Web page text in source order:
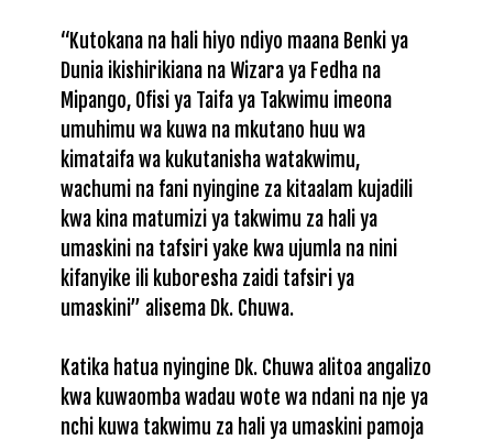
“Kutokana na hali hiyo ndiyo maana Benki ya
Dunia ikishirikiana na Wizara ya Fedha na
Mipango, Ofisi ya Taifa ya Takwimu imeona
umuhimu wa kuwa na mkutano huu wa
kimataifa wa kukutanisha watakwimu,
wachumi na fani nyingine za kitaalam kujadili
kwa kina matumizi ya takwimu za hali ya
umaskini na tafsiri yake kwa ujumla na nini
kifanyike ili kuboresha zaidi tafsiri ya
umaskini” alisema Dk. Chuwa.
Katika hatua nyingine Dk. Chuwa alitoa angalizo
kwa kuwaomba wadau wote wa ndani na nje ya
nchi kuwa takwimu za hali ya umaskini pamoja